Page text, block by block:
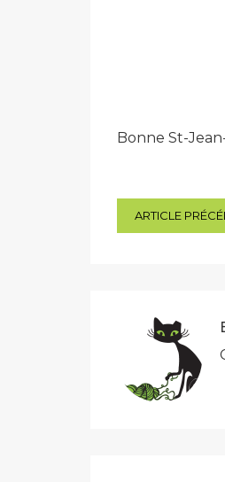
Bonne St-
ARTICLE